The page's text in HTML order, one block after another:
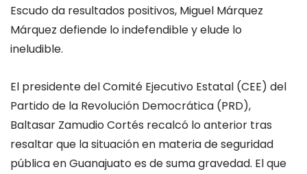
Escudo da resultados positivos, Miguel Márquez
Márquez defiende lo indefendible y elude lo
ineludible.
El presidente del Comité Ejecutivo Estatal (CEE) del
Partido de la Revolución Democrática (PRD),
Baltasar Zamudio Cortés recalcó lo anterior tras
resaltar que la situación en materia de seguridad
pública en Guanajuato es de suma gravedad. El que